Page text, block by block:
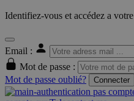
Identifiez-vous et accédez a
Email :
Mot de passe :
Mot de passe oublié?
Connecter